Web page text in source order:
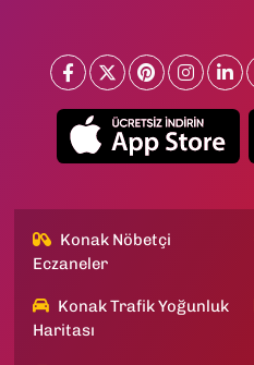
Konak Nöbetçi
Eczaneler
Konak Trafik Yoğunluk
Haritası